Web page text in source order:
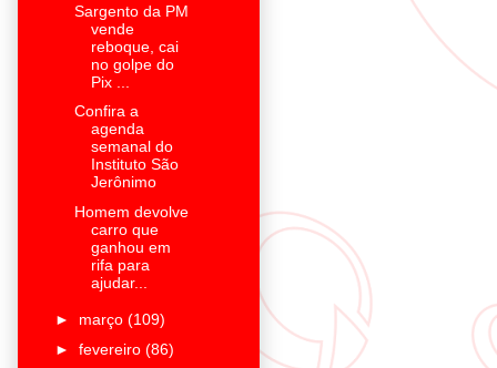
Sargento da PM
vende
reboque, cai
no golpe do
Pix ...
Confira a
agenda
semanal do
Instituto São
Jerônimo
Homem devolve
carro que
ganhou em
rifa para
ajudar...
► março (109)
► fevereiro (86)